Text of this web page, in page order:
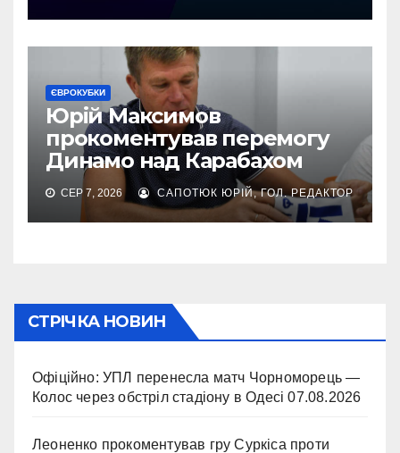
ЄВРОКУБКИ
Юрій Максимов
прокоментував перемогу
Динамо над Карабахом
СЕР 7, 2026 САПОТЮК ЮРІЙ, ГОЛ. РЕДАКТОР
СТРІЧКА НОВИН
Офіційно: УПЛ перенесла матч Чорноморець —
Колос через обстріл стадіону в Одесі 07.08.2026
Леоненко прокоментував гру Суркіса проти